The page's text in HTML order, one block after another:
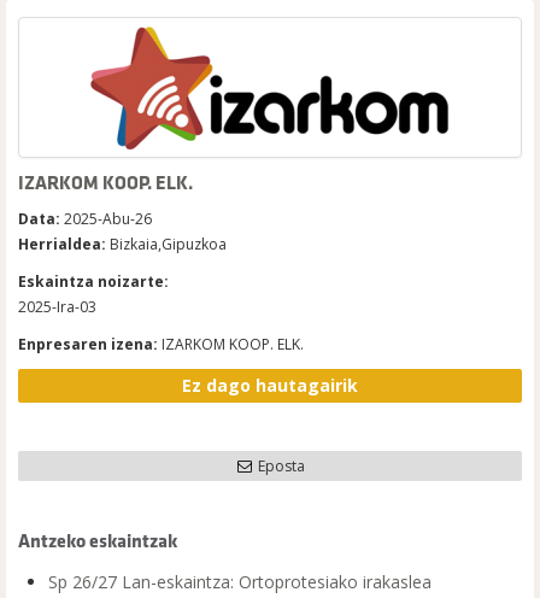
IZARKOM KOOP. ELK.
Data: 2025-Abu-26
Herrialdea: Bizkaia,Gipuzkoa
Eskaintza noizarte:
2025-Ira-03
Enpresaren izena: IZARKOM KOOP. ELK.
Ez dago hautagairik
Eposta
Antzeko eskaintzak
Sp 26/27 Lan-eskaintza: Ortoprotesiako irakaslea